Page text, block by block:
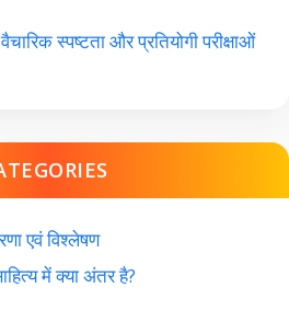
स्पष्टता और प्रतियोगी परीक्षाओं
एवं विश्लेषण
में क्या अंतर है?